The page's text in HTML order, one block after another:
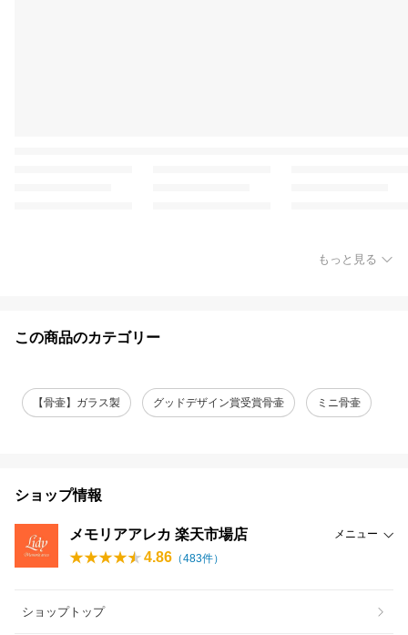
もっと見る
この商品のカテゴリー
【骨壷】ガラス製 グッドデザイン賞受賞骨壷 ミニ骨壷
ショップ情報
メモリアアレカ 楽天市場店 メニュー
4.86 （483件）
ショップトップ